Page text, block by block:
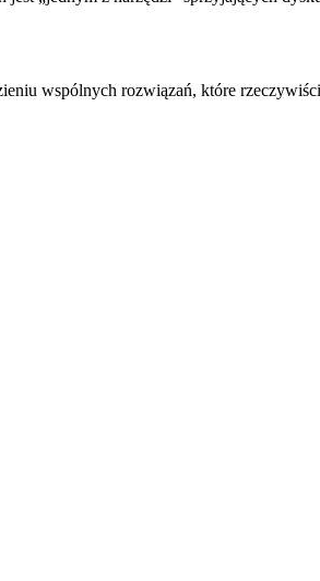
wspólnych rozwiązań, które